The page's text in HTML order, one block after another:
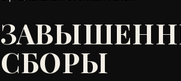
СБОРЫ